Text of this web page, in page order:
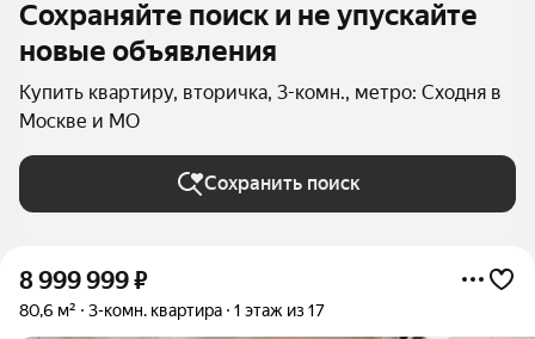
Сохраняйте поиск и не упускайте
новые объявления
Купить квартиру, вторичка, 3-комн., метро: Сходня в
Москве и МО
Сохранить поиск
8 999 999₽
80,6 м² 3-комн. квартира 1 этаж из 17